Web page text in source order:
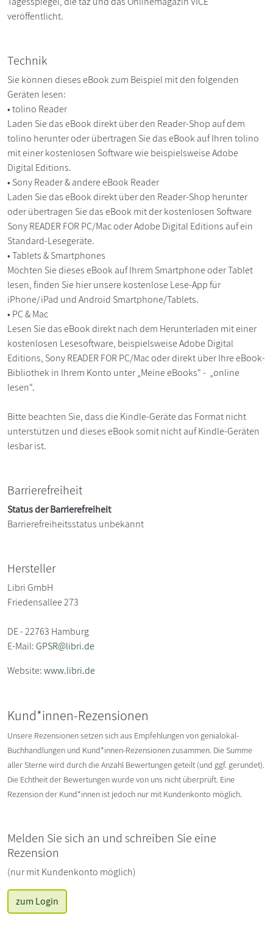
veröffentlicht.
Technik
Sie können dieses eBook zum Beispiel mit den folgenden
Geräten lesen:
• tolino Reader
Laden Sie das eBook direkt über den Reader-Shop auf dem
tolino herunter oder übertragen Sie das eBook auf Ihren tolino
mit einer kostenlosen Software wie beispielsweise Adobe
Digital Editions.
• Sony Reader & andere eBook Reader
Laden Sie das eBook direkt über den Reader-Shop herunter
oder übertragen Sie das eBook mit der kostenlosen Software
Sony READER FOR PC/Mac oder Adobe Digital Editions auf ein
Standard-Lesegeräte.
• Tablets & Smartphones
Möchten Sie dieses eBook auf Ihrem Smartphone oder Tablet
lesen, finden Sie hier unsere kostenlose Lese-App für
iPhone/iPad und Android Smartphone/Tablets.
• PC & Mac
Lesen Sie das eBook direkt nach dem Herunterladen mit einer
kostenlosen Lesesoftware, beispielsweise Adobe Digital
Editions, Sony READER FOR PC/Mac oder direkt über Ihre eBook-
Bibliothek in Ihrem Konto unter „Meine eBooks“ - „online
lesen“.
Bitte beachten Sie, dass die Kindle-Geräte das Format nicht
unterstützen und dieses eBook somit nicht auf Kindle-Geräten
lesbar ist.
Barrierefreiheit
Status der Barrierefreiheit
Barrierefreiheitsstatus unbekannt
Hersteller
Libri GmbH
Friedensallee 273
DE - 22763 Hamburg
E-Mail:GPSR@libri.de
Website:www.libri.de
Kund*innen-Rezensionen
Unsere Rezensionen setzen sich aus Empfehlungen von genialokal-
Buchhandlungen und Kund*innen-Rezensionen zusammen. Die Summe
aller Sterne wird durch die Anzahl Bewertungen geteilt (und ggf. gerundet).
Die Echtheit der Bewertungen wurde von uns nicht überprüft. Eine
Rezension der Kund*innen ist jedoch nur mit Kundenkonto möglich.
Melden Sie sich an und schreiben Sie eine
Rezension
(nur mit Kundenkonto möglich)
zum Login